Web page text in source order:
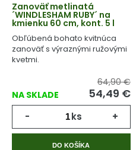
Zanoväť metlinatá
´WINDLESHAM RUBY´ na
kmienku 60 cm, kont. 5 l
Obľúbená bohato kvitnúca
zanoväť s výraznými ružovými
kvetmi.
NA SKLADE
64,90 €
54,49 €
- ks +
DO KOŠÍKA